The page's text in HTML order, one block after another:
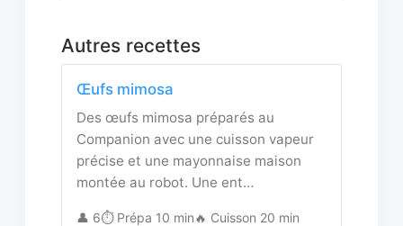
Autres recettes
Œufs mimosa
Des œufs mimosa préparés au
Companion avec une cuisson vapeur
précise et une mayonnaise maison
montée au robot. Une ent…
👤 6⏱️ Prépa 10 min🔥 Cuisson 20 min